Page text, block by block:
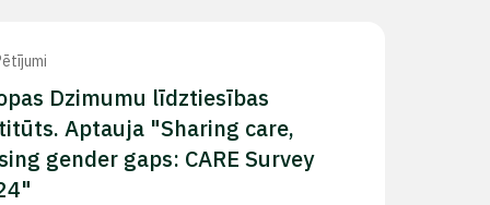
Dzimumu līdztiesības
Aptauja "Sharing care,
gender gaps: CARE Survey